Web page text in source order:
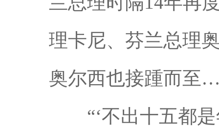
理卡尼、芬兰总理
奥尔西也接踵而
“‘不出十五都是